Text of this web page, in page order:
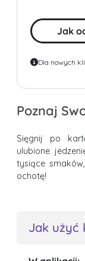
Jak
Dla nowych
Poznaj
Sięgnij po
ulubione
tysiące
ochotę!
Jak użyć